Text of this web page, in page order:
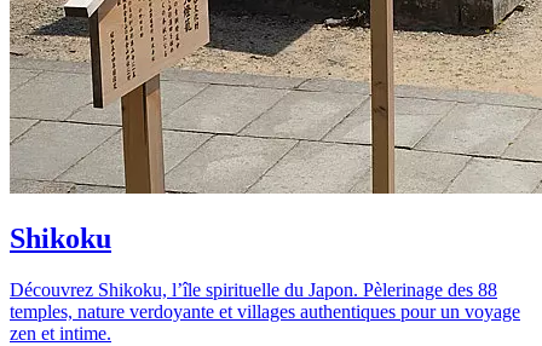
Shikoku
Découvrez Shikoku, l’île spirituelle du Japon. Pèlerinage des 88
temples, nature verdoyante et villages authentiques pour un voyage
zen et intime.